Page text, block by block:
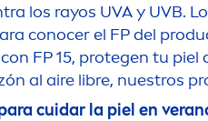
los rayos UVA y UVB.
conocer el FP del
FP 15, protegen tu
al aire libre, nuestros
cuidar la piel en